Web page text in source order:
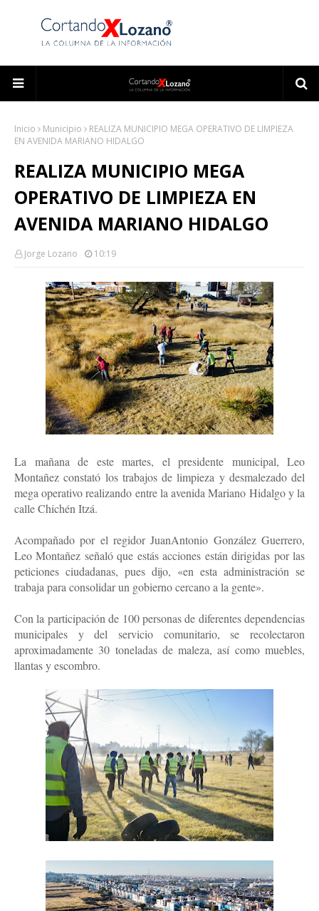
Inicio Municipio
REALIZA MUNICIPIO MEGA OPERATIVO DE LIMPIEZA
EN AVENIDA MARIANO HIDALGO
REALIZA MUNICIPIO MEGA
OPERATIVO DE LIMPIEZA EN
AVENIDA MARIANO HIDALGO
Jorge Lozano 10:19
La mañana de este martes, el presidente municipal, Leo
Montañez constató los trabajos de limpieza y desmalezado del
mega operativo realizando entre la avenida Mariano Hidalgo y la
calle Chichén Itzá.
Acompañado por el regidor JuanAntonio González Guerrero,
Leo Montañez señaló que estás acciones están dirigidas por las
peticiones ciudadanas, pues dijo, «en esta administración se
trabaja para consolidar un gobierno cercano a la gente».
Con la participación de 100 personas de diferentes dependencias
municipales y del servicio comunitario, se recolectaron
aproximadamente 30 toneladas de maleza, así como muebles,
llantas y escombro.